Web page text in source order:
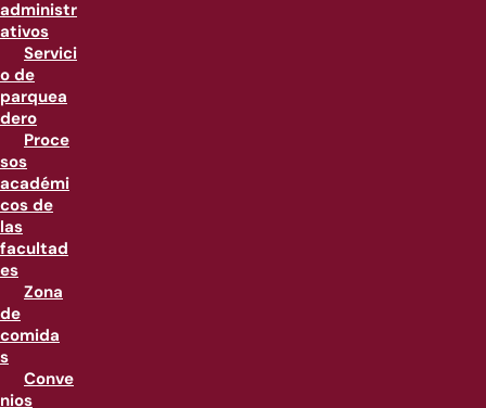
administr
ativos
Servici
o de
parquea
dero
Proce
sos
académi
cos de
las
facultad
es
Zona
de
comida
s
Conve
nios